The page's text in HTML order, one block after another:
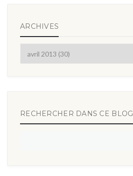
ARCHIVES
RECHERCHER DANS CE BLOG